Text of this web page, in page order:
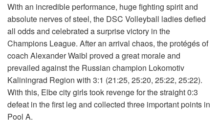
With an incredible performance, huge fighting spirit and
absolute nerves of steel, the DSC Volleyball ladies defied
all odds and celebrated a surprise victory in the
Champions League. After an arrival chaos, the protégés of
coach Alexander Waibl proved a great morale and
prevailed against the Russian champion Lokomotiv
Kaliningrad Region with 3:1 (21:25, 25:20, 25:22, 25:22).
With this, Elbe city girls took revenge for the straight 0:3
defeat in the first leg and collected three important points in
Pool A.